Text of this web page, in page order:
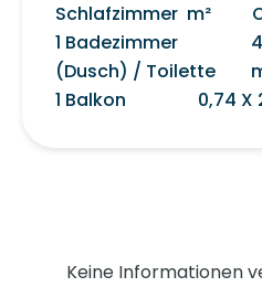
Schlafzimmer m²
1 Badezimmer
(Dusch) / Toilette
1 Balkon
0,74 X
Keine Informationen